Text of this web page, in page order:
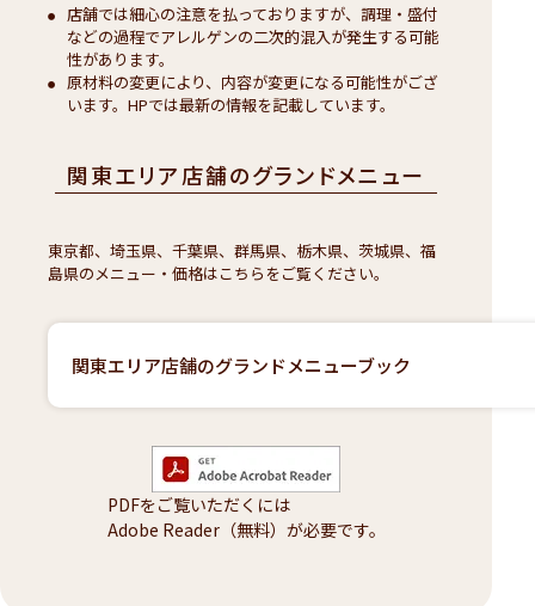
店舗では細心の注意を払っておりますが、調理・盛付
などの過程でアレルゲンの二次的混入が発生する可能
性があります。
原材料の変更により、内容が変更になる可能性がござ
います。HPでは最新の情報を記載しています。
関東エリア店舗のグランドメニュー
東京都、埼玉県、千葉県、群馬県、栃木県、茨城県、福
島県のメニュー・価格はこちらをご覧ください。
関東エリア店舗のグランドメニューブック
PDFをご覧いただくには
Adobe Reader（無料）が必要です。